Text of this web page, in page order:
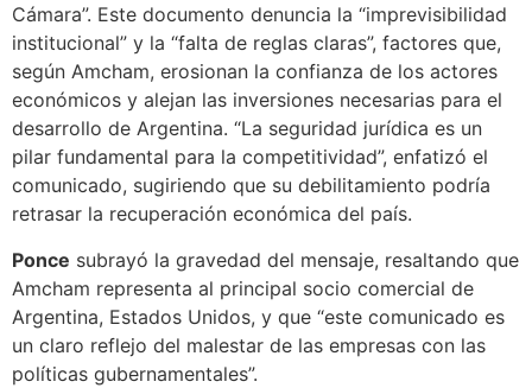
Cámara”. Este documento denuncia la “imprevisibilidad
institucional” y la “falta de reglas claras”, factores que,
según Amcham, erosionan la confianza de los actores
económicos y alejan las inversiones necesarias para el
desarrollo de Argentina. “La seguridad jurídica es un
pilar fundamental para la competitividad”, enfatizó el
comunicado, sugiriendo que su debilitamiento podría
retrasar la recuperación económica del país.
Ponce subrayó la gravedad del mensaje, resaltando que
Amcham representa al principal socio comercial de
Argentina, Estados Unidos, y que “este comunicado es
un claro reflejo del malestar de las empresas con las
políticas gubernamentales”.